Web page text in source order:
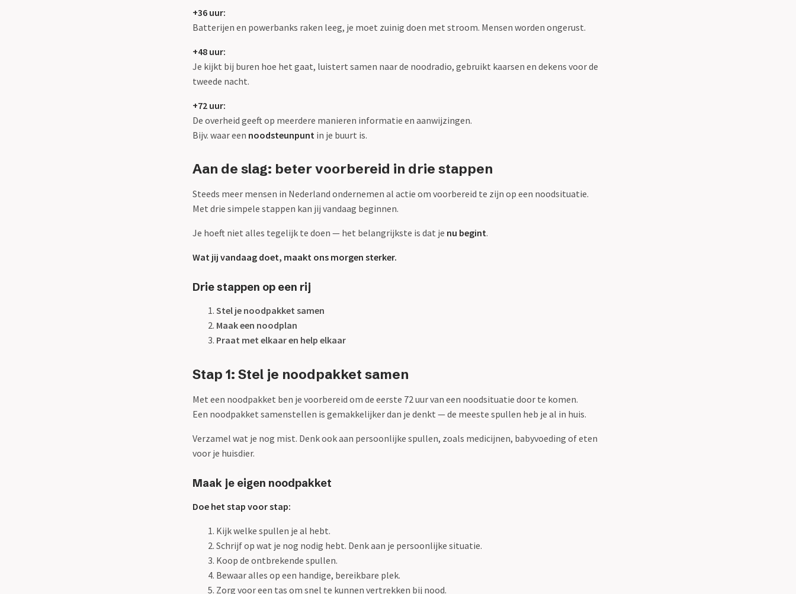
+36 uur:
Batterijen en powerbanks raken leeg, je moet zuinig doen met stroom. Mensen worden ongerust.
+48 uur:
Je kijkt bij buren hoe het gaat, luistert samen naar de noodradio, gebruikt kaarsen en dekens voor de
tweede nacht.
+72 uur:
De overheid geeft op meerdere manieren informatie en aanwijzingen.
Bijv. waar een noodsteunpunt in je buurt is.
Aan de slag: beter voorbereid in drie stappen
Steeds meer mensen in Nederland ondernemen al actie om voorbereid te zijn op een noodsituatie.
Met drie simpele stappen kan jij vandaag beginnen.
Je hoeft niet alles tegelijk te doen — het belangrijkste is dat je nu begint.
Wat jij vandaag doet, maakt ons morgen sterker.
Drie stappen op een rij
Stel je noodpakket samen
Maak een noodplan
Praat met elkaar en help elkaar
Stap 1: Stel je noodpakket samen
Met een noodpakket ben je voorbereid om de eerste 72 uur van een noodsituatie door te komen.
Een noodpakket samenstellen is gemakkelijker dan je denkt — de meeste spullen heb je al in huis.
Verzamel wat je nog mist. Denk ook aan persoonlijke spullen, zoals medicijnen, babyvoeding of eten
voor je huisdier.
Maak je eigen noodpakket
Doe het stap voor stap:
Kijk welke spullen je al hebt.
Schrijf op wat je nog nodig hebt. Denk aan je persoonlijke situatie.
Koop de ontbrekende spullen.
Bewaar alles op een handige, bereikbare plek.
Zorg voor een tas om snel te kunnen vertrekken bij nood.